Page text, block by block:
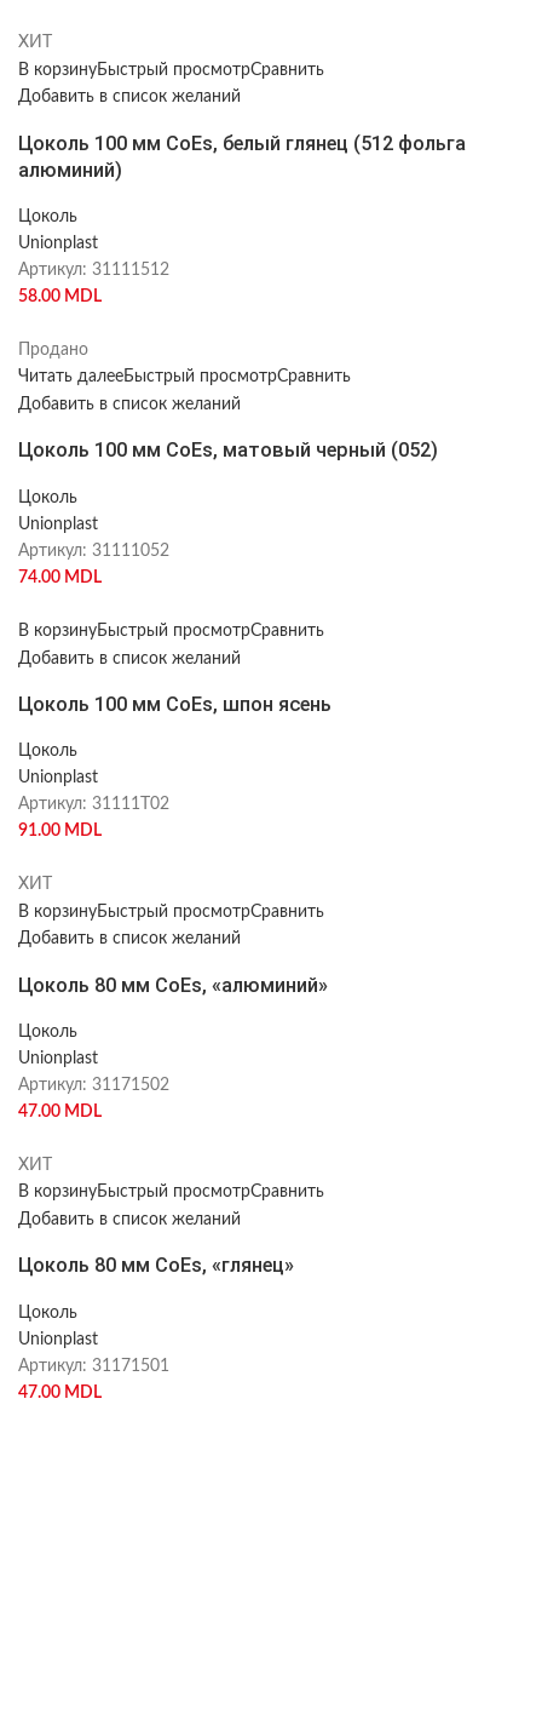
ХИТ
В корзинуБыстрый просмотрСравнить
Добавить в список желаний
Цоколь 100 мм CoEs, белый глянец (512 фольга
алюминий)
Цоколь
Unionplast
Артикул: 31111512
58.00 MDL
Продано
Читать далееБыстрый просмотрСравнить
Добавить в список желаний
Цоколь 100 мм CoEs, матовый черный (052)
Цоколь
Unionplast
Артикул: 31111052
74.00 MDL
В корзинуБыстрый просмотрСравнить
Добавить в список желаний
Цоколь 100 мм CoEs, шпон ясень
Цоколь
Unionplast
Артикул: 31111T02
91.00 MDL
ХИТ
В корзинуБыстрый просмотрСравнить
Добавить в список желаний
Цоколь 80 мм CoEs, «алюминий»
Цоколь
Unionplast
Артикул: 31171502
47.00 MDL
ХИТ
В корзинуБыстрый просмотрСравнить
Добавить в список желаний
Цоколь 80 мм CoEs, «глянец»
Цоколь
Unionplast
Артикул: 31171501
47.00 MDL